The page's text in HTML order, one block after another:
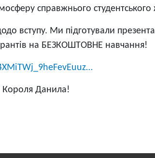
справжнього студентського
вступу. Ми підготували
на БЕЗКОШТОВНЕ навчання!
Короля Данила!